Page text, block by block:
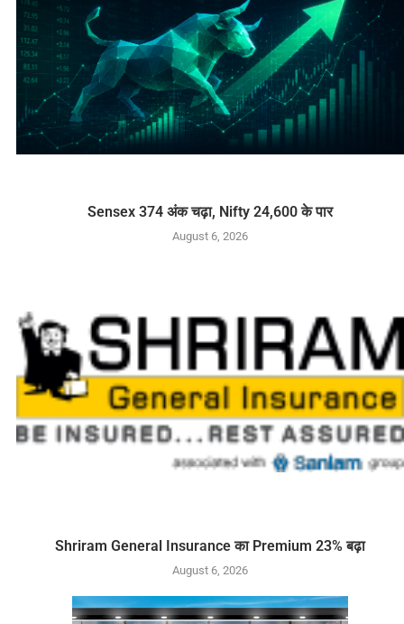
Sensex 374 अंक चढ़ा, Nifty 24,600 के पार
August 6, 2026
Shriram General Insurance का Premium 23% बढ़ा
August 6, 2026